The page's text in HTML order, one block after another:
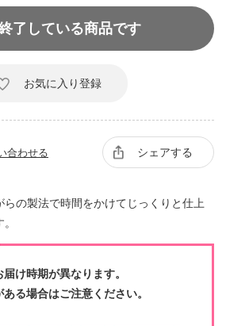
お気に入り登録
了している商品です
合わせる シェアする
の製法で時間をかけてじっくりと仕上
け時期が異なります。
る場合はご注意ください。